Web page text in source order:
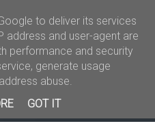
Kral News
to deliver its services
address and user-agent are
performance and security
generate usage
abuse.
GOT IT